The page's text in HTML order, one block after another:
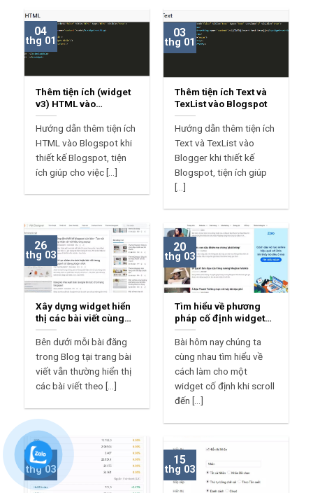
Thêm tiện ích (widget
v3) HTML vào
Blogspot
Hướng dẫn thêm tiện ích
HTML vào Blogspot khi
thiết kế Blogspot, tiện
ích giúp cho việc [...]
04
thg 01
Thêm tiện ích Text và
TexList vào Blogspot
Hướng dẫn thêm tiện ích
Text và TexList vào
Blogger khi thiết kế
Blogspot, tiện ích giúp
[...]
03
thg 01
Xây dựng widget hiển
thị các bài viết cùng
tác giả từ nguồn cấp
Blog
Bên dưới mỗi bài đăng
trong Blog tại trang bài
viết vẫn thường hiển thị
các bài viết theo [...]
26
thg 03
Tìm hiểu về phương
pháp cố định widget
khi scroll đến widget
Bài hôm nay chúng ta
cùng nhau tìm hiểu về
cách làm cho một
widget cố định khi scroll
đến [...]
20
thg 03
19
thg 03
15
thg 03